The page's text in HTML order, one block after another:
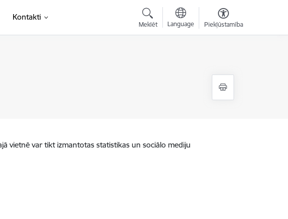
Kontakti
Meklēt Language Piekļūstamība
vietnē var tikt izmantotas statistikas un sociālo mediju